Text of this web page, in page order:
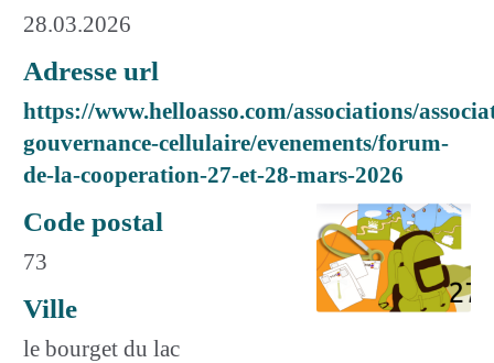
28.03.2026
Adresse url
https://www.helloasso.com/associations/
gouvernance-cellulaire/evenements/forum-
de-la-cooperation-27-et-28-mars-2026
Code postal
73
Ville
le bourget du lac